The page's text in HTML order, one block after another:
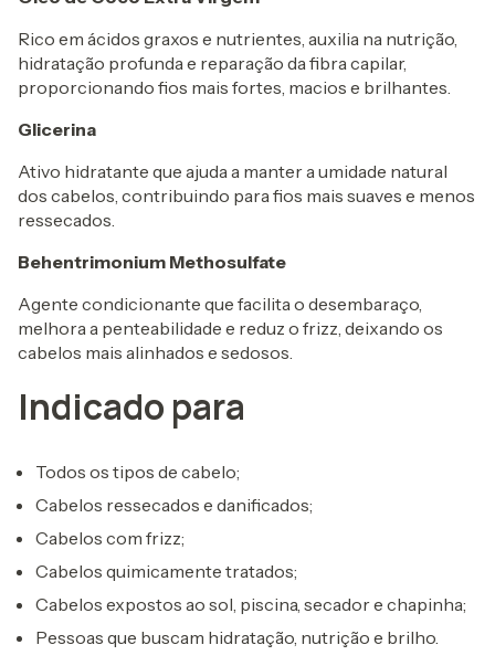
Rico em ácidos graxos e nutrientes, auxilia na nutrição,
hidratação profunda e reparação da fibra capilar,
proporcionando fios mais fortes, macios e brilhantes.
Glicerina
Ativo hidratante que ajuda a manter a umidade natural
dos cabelos, contribuindo para fios mais suaves e menos
ressecados.
Behentrimonium Methosulfate
Agente condicionante que facilita o desembaraço,
melhora a penteabilidade e reduz o frizz, deixando os
cabelos mais alinhados e sedosos.
Indicado para
Todos os tipos de cabelo;
Cabelos ressecados e danificados;
Cabelos com frizz;
Cabelos quimicamente tratados;
Cabelos expostos ao sol, piscina, secador e chapinha;
Pessoas que buscam hidratação, nutrição e brilho.